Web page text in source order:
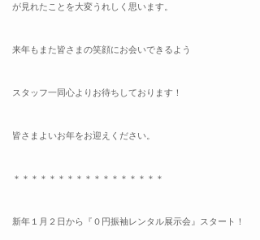
が見れたことを大変うれしく思います。
来年もまた皆さまの笑顔にお会いできるよう
スタッフ一同心よりお待ちしております！
皆さまよいお年をお迎えください。
＊＊＊＊＊＊＊＊＊＊＊＊＊＊＊＊＊
新年１月２日から『０円振袖レンタル展示会』スタート！